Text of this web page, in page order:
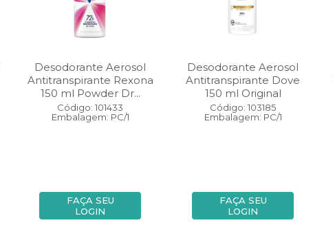
Desodorante Aerosol
Antitranspirante Rexona
150 ml Powder Dr...
Código: 101433
Embalagem: PC/1
FAÇA SEU
LOGIN
Desodorante Aerosol
Antitranspirante Dove
150 ml Original
Código: 103185
Embalagem: PC/1
FAÇA SEU
LOGIN